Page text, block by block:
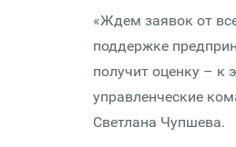
«Ждем заявок от
поддержке
получит оценку – к
управленческие
Светлана Чупшева.